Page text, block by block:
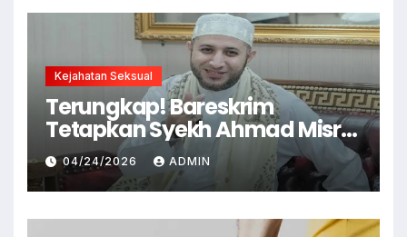
Kejahatan Seksual
Terungkap! Bareskrim
Tetapkan Syekh Ahmad Misry
Tersangka, Kasus Dugaan
Pelecehan Seksual
04/24/2026 ADMIN